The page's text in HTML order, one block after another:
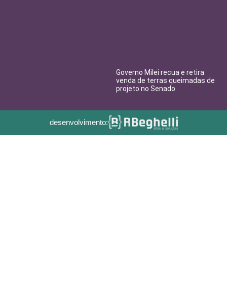
Governo Milei recua e retira
venda de terras queimadas de
projeto no Senado
desenvolvimento: